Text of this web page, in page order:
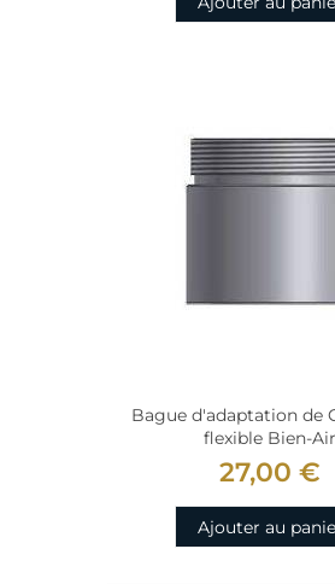
Bague d'adaptation de
flexible Bien-Air
27,00 €
Ajouter au